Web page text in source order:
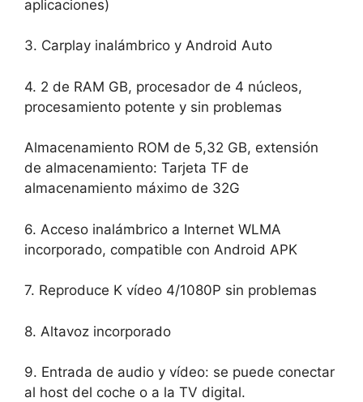
aplicaciones)
3. Carplay inalámbrico y Android Auto
4. 2 de RAM GB, procesador de 4 núcleos,
procesamiento potente y sin problemas
Almacenamiento ROM de 5,32 GB, extensión
de almacenamiento: Tarjeta TF de
almacenamiento máximo de 32G
6. Acceso inalámbrico a Internet WLMA
incorporado, compatible con Android APK
7. Reproduce K vídeo 4/1080P sin problemas
8. Altavoz incorporado
9. Entrada de audio y vídeo: se puede conectar
al host del coche o a la TV digital.